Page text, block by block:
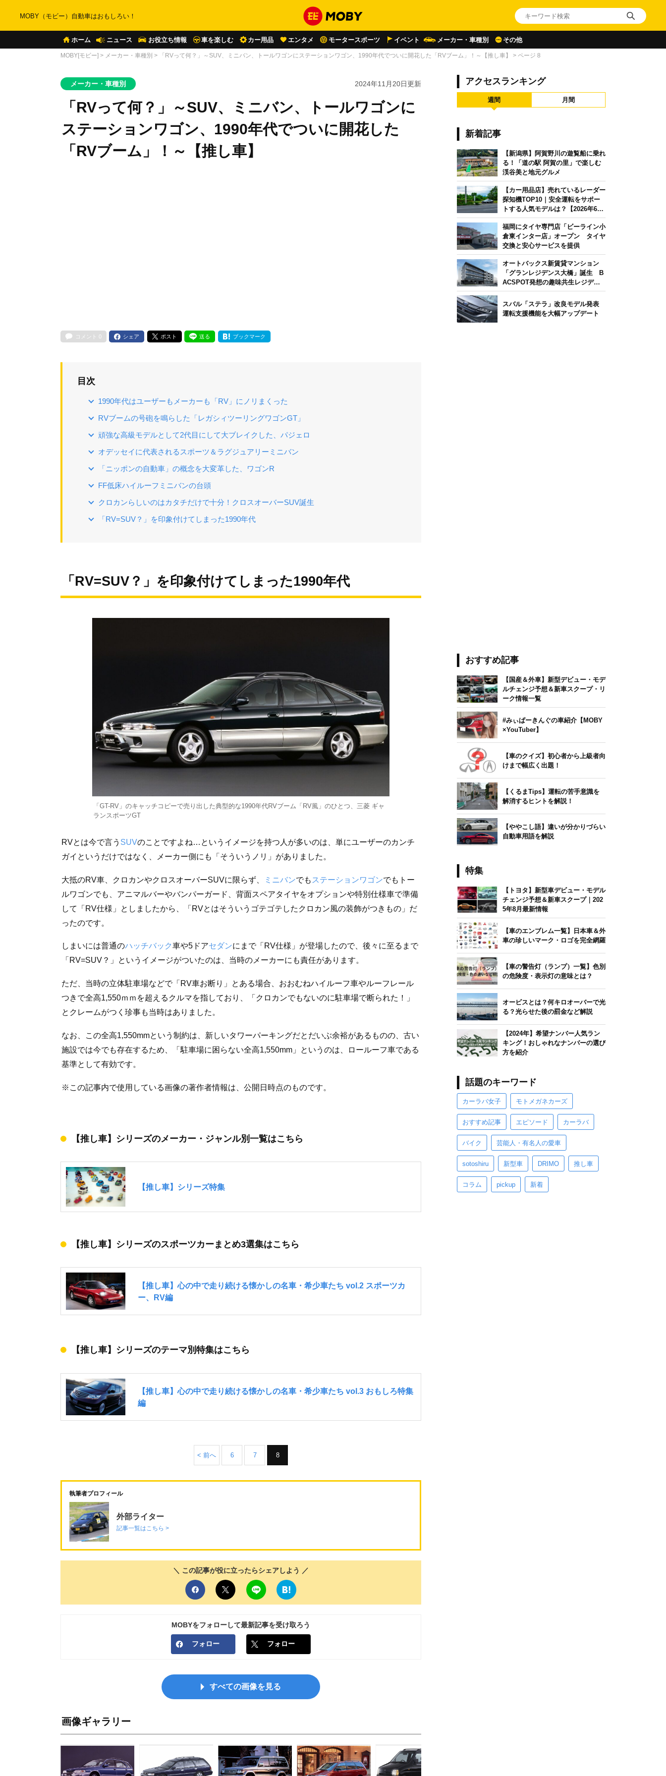
MOBY（モビー）自動車はおもしろい！
ホーム ニュース お役立ち情報 車を楽しむ カー用品 エンタメ モータースポーツ イベント メーカー・車種別 その他
MOBY[モビー] > メーカー・車種別 > 「RVって何？」～SUV、ミニバン、トールワゴンにステーションワゴン、1990年代でついに開花した「RVブーム」！～【推し車】 > ページ 8
メーカー・車種別 2024年11月20日更新
「RVって何？」～SUV、ミニバン、トールワゴンに
ステーションワゴン、1990年代でついに開花した
「RVブーム」！～【推し車】
コメント 0 シェア ポスト 送る ブックマーク
目次
1990年代はユーザーもメーカーも「RV」にノリまくった
RVブームの号砲を鳴らした「レガシィツーリングワゴンGT」
頑強な高級モデルとして2代目にして大ブレイクした、パジェロ
オデッセイに代表されるスポーツ＆ラグジュアリーミニバン
「ニッポンの自動車」の概念を大変革した、ワゴンR
FF低床ハイルーフミニバンの台頭
クロカンらしいのはカタチだけで十分！クロスオーバーSUV誕生
「RV=SUV？」を印象付けてしまった1990年代
「RV=SUV？」を印象付けてしまった1990年代
「GT-RV」のキャッチコピーで売り出した典型的な1990年代RVブーム「RV風」のひとつ、三菱 ギャ
ランスポーツGT
RVとは今で言う SUVのことですよね…というイメージを持つ人が多いのは、単にユーザーのカンチ
ガイというだけではなく、メーカー側にも「そういうノリ」がありました。
大抵のRV車、クロカンやクロスオーバーSUVに限らず、 ミニバンでも ステーションワゴンでもトー
ルワゴンでも、アニマルバーやバンパーガード、背面スペアタイヤをオプションや特別仕様車で準備
して「RV仕様」としましたから、「RVとはそういうゴテゴテしたクロカン風の装飾がつきもの」だ
ったのです。
しまいには普通のハッチバック車や5ドアセダンにまで「RV仕様」が登場したので、後々に至るまで
「RV=SUV？」というイメージがついたのは、当時のメーカーにも責任があります。
ただ、当時の立体駐車場などで「RV車お断り」とある場合、おおむねハイルーフ車やルーフレール
つきで全高1,550ｍｍを超えるクルマを指しており、「クロカンでもないのに駐車場で断られた！」
とクレームがつく珍事も当時はありました。
なお、この全高1,550mmという制約は、新しいタワーパーキングだとだいぶ余裕があるものの、古い
施設では今でも存在するため、「駐車場に困らない全高1,550mm」というのは、ロールーフ車である
基準として有効です。
※この記事内で使用している画像の著作者情報は、公開日時点のものです。
【推し車】シリーズのメーカー・ジャンル別一覧はこちら
【推し車】シリーズのスポーツカーまとめ3選集はこちら
【推し車】シリーズのテーマ別特集はこちら
< 前へ 6 7 8
執筆者プロフィール
外部ライター
記事一覧はこちら >
＼ この記事が役に立ったらシェアしよう ／
MOBYをフォローして最新記事を受け取ろう
フォロー フォロー
すべての画像を見る
画像ギャラリー
アクセスランキング
週間 月間
新着記事
【新潟県】阿賀野川の遊覧船に乗れ
る！「道の駅 阿賀の里」で楽しむ
渓谷美と地元グルメ
【カー用品店】売れているレーダー
探知機TOP10｜安全運転をサポー
トする人気モデルは？【2026年6月
版】
福岡にタイヤ専門店「ビーライン小
倉東インター店」オープン タイヤ
交換と安心サービスを提供
オートバックス新賃貸マンション
「グランレジデンス大橋」誕生 B
ACSPOT発想の趣味共生レジデン
ス
スバル「ステラ」改良モデル発表
運転支援機能を大幅アップデート
おすすめ記事
【国産＆外車】新型デビュー・モデ
ルチェンジ予想＆新車スクープ・リ
ーク情報一覧
#みぃぱーきんぐの車紹介【MOBY
×YouTuber】
【車のクイズ】初心者から上級者向
けまで幅広く出題！
【くるまTips】運転の苦手意識を
解消するヒントを解説！
【ややこし語】違いが分かりづらい
自動車用語を解説
特集
【トヨタ】新型車デビュー・モデル
チェンジ予想＆新車スクープ｜202
5年8月最新情報
【車のエンブレム一覧】日本車＆外
車の珍しいマーク・ロゴを完全網羅
【車の警告灯（ランプ）一覧】色別
の危険度・表示灯の意味とは？
オービスとは？何キロオーバーで光
る？光らせた後の罰金など解説
【2024年】希望ナンバー人気ラン
キング！おしゃれなナンバーの選び
方を紹介
話題のキーワード
カーラバ女子 モトメガネカーズ
おすすめ記事 エピソード カーラバ
バイク 芸能人・有名人の愛車
sotoshiru 新型車 DRIMO 推し車
コラム pickup 新着